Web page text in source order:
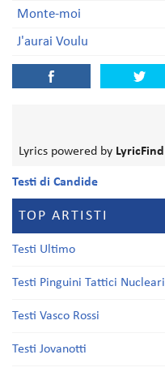
Monte-moi
J'aurai Voulu
Lyrics powered by LyricFind
Testi di Candide
TOP ARTISTI
Testi Ultimo
Testi Pinguini Tattici Nucleari
Testi Vasco Rossi
Testi Jovanotti